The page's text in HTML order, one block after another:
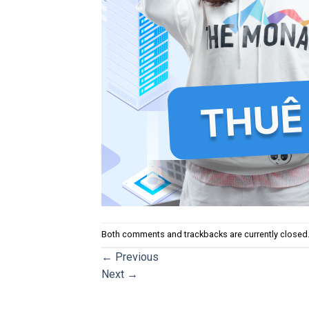
Both comments and trackbacks are currently closed.
← Previous
Next →